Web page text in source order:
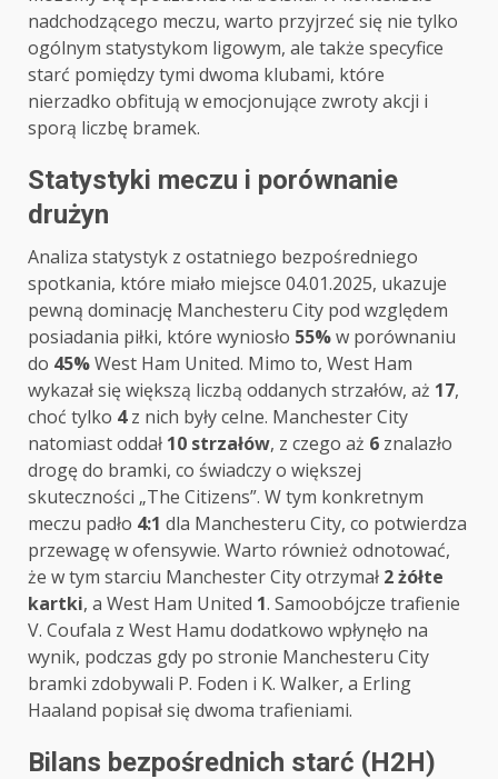
nadchodzącego meczu, warto przyjrzeć się nie tylko
ogólnym statystykom ligowym, ale także specyfice
starć pomiędzy tymi dwoma klubami, które
nierzadko obfitują w emocjonujące zwroty akcji i
sporą liczbę bramek.
Statystyki meczu i porównanie
drużyn
Analiza statystyk z ostatniego bezpośredniego
spotkania, które miało miejsce 04.01.2025, ukazuje
pewną dominację Manchesteru City pod względem
posiadania piłki, które wyniosło 55%w porównaniu
do 45%West Ham United. Mimo to, West Ham
wykazał się większą liczbą oddanych strzałów, aż 17,
choć tylko 4z nich były celne. Manchester City
natomiast oddał 10 strzałów, z czego aż 6 znalazło
drogę do bramki, co świadczy o większej
skuteczności „The Citizens”. W tym konkretnym
meczu padło 4:1 dla Manchesteru City, co potwierdza
przewagę w ofensywie. Warto również odnotować,
że w tym starciu Manchester City otrzymał 2 żółte
kartki, a West Ham United 1. Samoobójcze trafienie
V. Coufala z West Hamu dodatkowo wpłynęło na
wynik, podczas gdy po stronie Manchesteru City
bramki zdobywali P. Foden i K. Walker, a Erling
Haaland popisał się dwoma trafieniami.
Bilans bezpośrednich starć (H2H)